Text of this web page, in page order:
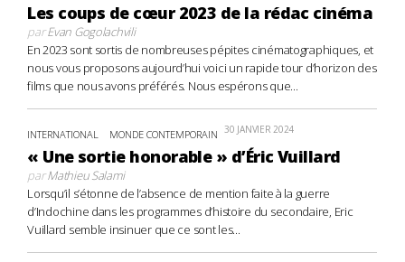
Les coups de cœur 2023 de la rédac cinéma
parEvan Gogolachvili
En 2023 sont sortis de nombreuses pépites cinématographiques, et
nous vous proposons aujourd’hui voici un rapide tour d’horizon des
films que nous avons préférés. Nous espérons que...
INTERNATIONAL MONDE CONTEMPORAIN 30 JANVIER 2024
« Une sortie honorable » d’Éric Vuillard
parMathieu Salami
Lorsqu’il s’étonne de l’absence de mention faite à la guerre
d’Indochine dans les programmes d’histoire du secondaire, Eric
Vuillard semble insinuer que ce sont les...